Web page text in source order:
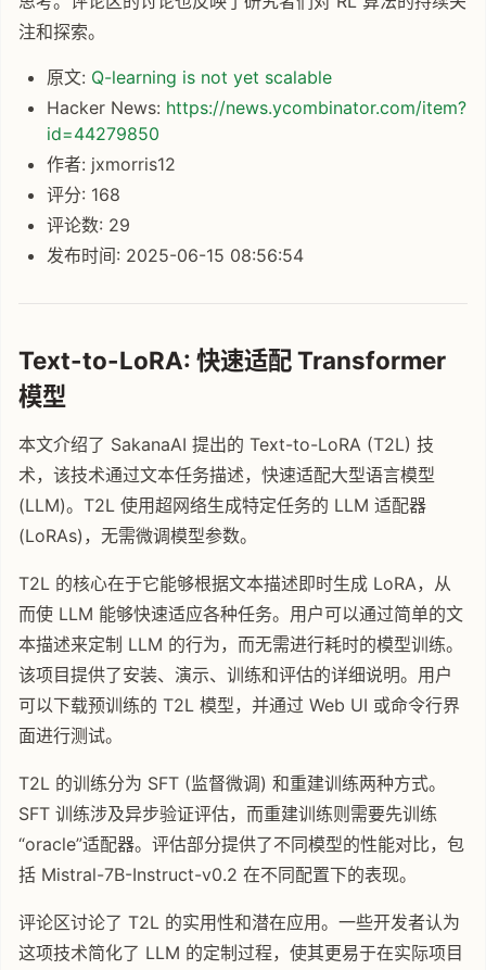
注和探索。
原文: Q-learning is not yet scalable
Hacker News: https://news.ycombinator.com/item?
id=44279850
作者: jxmorris12
评分: 168
评论数: 29
发布时间: 2025-06-15 08:56:54
Text-to-LoRA: 快速适配 Transformer
模型
本文介绍了 SakanaAI 提出的 Text-to-LoRA (T2L) 技
术，该技术通过文本任务描述，快速适配大型语言模型
(LLM)。T2L 使用超网络生成特定任务的 LLM 适配器
(LoRAs)，无需微调模型参数。
T2L 的核心在于它能够根据文本描述即时生成 LoRA，从
而使 LLM 能够快速适应各种任务。用户可以通过简单的文
本描述来定制 LLM 的行为，而无需进行耗时的模型训练。
该项目提供了安装、演示、训练和评估的详细说明。用户
可以下载预训练的 T2L 模型，并通过 Web UI 或命令行界
面进行测试。
T2L 的训练分为 SFT (监督微调) 和重建训练两种方式。
SFT 训练涉及异步验证评估，而重建训练则需要先训练
“oracle”适配器。评估部分提供了不同模型的性能对比，包
括 Mistral-7B-Instruct-v0.2 在不同配置下的表现。
评论区讨论了 T2L 的实用性和潜在应用。一些开发者认为
这项技术简化了 LLM 的定制过程，使其更易于在实际项目